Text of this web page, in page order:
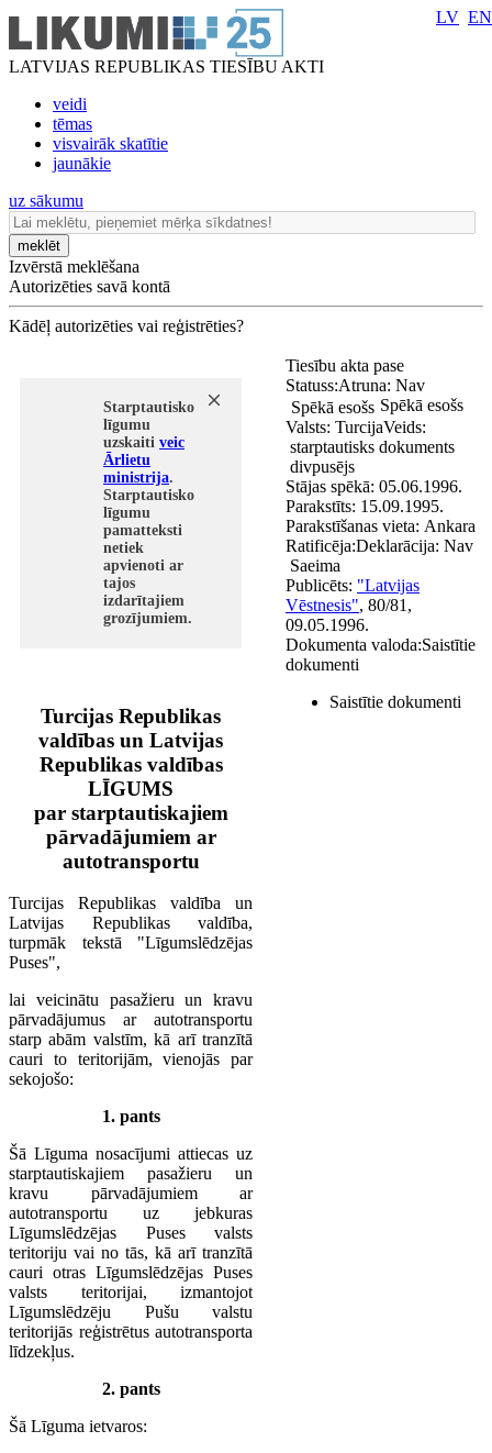
LATVIJAS REPUBLIKAS TIESĪBU AKTI
veidi
tēmas
visvairāk skatītie
jaunākie
LV EN
uz sākumu
meklēt
Izvērstā meklēšana
Autorizēties savā kontā
Kādēļ autorizēties vai reģistrēties?
Starptautisko
līgumu
uzskaiti veic
Ārlietu
ministrija.
Starptautisko
līgumu
pamatteksti
netiek
apvienoti ar
tajos
izdarītajiem
grozījumiem.
Turcijas Republikas
valdības un Latvijas
Republikas valdības
LĪGUMS
par starptautiskajiem
pārvadājumiem ar
autotransportu
Turcijas Republikas valdība un
Latvijas Republikas valdība,
turpmāk tekstā "Līgumslēdzējas
Puses",
lai veicinātu pasažieru un kravu
pārvadājumus ar autotransportu
starp abām valstīm, kā arī tranzītā
cauri to teritorijām, vienojās par
sekojošo:
1. pants
Šā Līguma nosacījumi attiecas uz
starptautiskajiem pasažieru un
kravu pārvadājumiem ar
autotransportu uz jebkuras
Līgumslēdzējas Puses valsts
teritoriju vai no tās, kā arī tranzītā
cauri otras Līgumslēdzējas Puses
valsts teritorijai, izmantojot
Līgumslēdzēju Pušu valstu
teritorijās reģistrētus autotransporta
līdzekļus.
2. pants
Šā Līguma ietvaros:
Tiesību akta pase
Statuss:
Spēkā esošs Spēkā esošs
Valsts: TurcijaVeids:
starptautisks dokuments
divpusējs
Stājas spēkā: 05.06.1996.
Parakstīts: 15.09.1995.
Parakstīšanas vieta: Ankara
Ratificēja:
Saeima
Atruna: Nav
Deklarācija: Nav
Publicēts: "Latvijas
Vēstnesis", 80/81,
09.05.1996.
Dokumenta valoda:Saistītie
dokumenti
Saistītie dokumenti